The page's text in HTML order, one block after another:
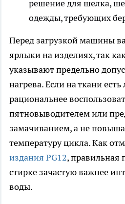
решение для шелка,
одежды, требующих
Перед загрузкой машины
ярлыки на изделиях, так
указывают предельно
нагрева. Если на ткани
рациональнее
пятновыводителем или
замачиванием, а не
температуру цикла. Как
издания PG12, правильная
стирке зачастую важнее
воды.